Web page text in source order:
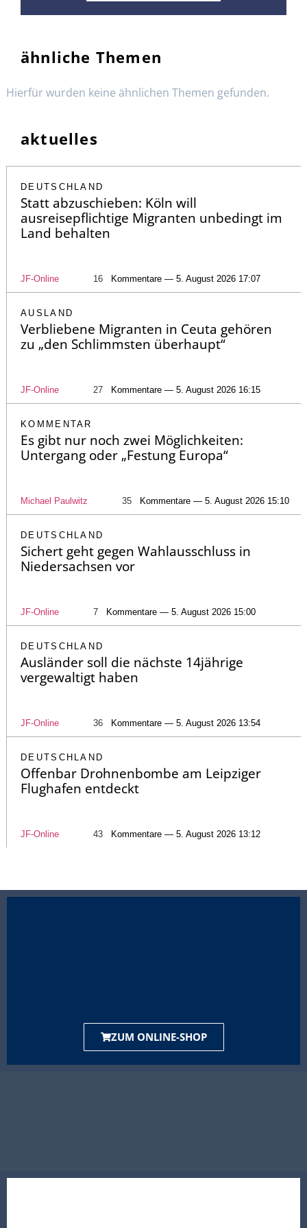
ähnliche Themen
Hierfür wurden keine ähnlichen Themen gefunden.
aktuelles
DEUTSCHLAND
Statt abzuschieben: Köln will
ausreisepflichtige Migranten unbedingt im
Land behalten
JF-Online 16 Kommentare — 5. August 2026 17:07
AUSLAND
Verbliebene Migranten in Ceuta gehören
zu „den Schlimmsten überhaupt“
JF-Online 27 Kommentare — 5. August 2026 16:15
KOMMENTAR
Es gibt nur noch zwei Möglichkeiten:
Untergang oder „Festung Europa“
Michael Paulwitz 35 Kommentare — 5. August 2026 15:10
DEUTSCHLAND
Sichert geht gegen Wahlausschluss in
Niedersachsen vor
JF-Online 7 Kommentare — 5. August 2026 15:00
DEUTSCHLAND
Ausländer soll die nächste 14jährige
vergewaltigt haben
JF-Online 36 Kommentare — 5. August 2026 13:54
DEUTSCHLAND
Offenbar Drohnenbombe am Leipziger
Flughafen entdeckt
JF-Online 43 Kommentare — 5. August 2026 13:12
ZUM ONLINE-SHOP